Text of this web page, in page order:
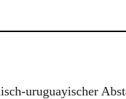
uruguayischer